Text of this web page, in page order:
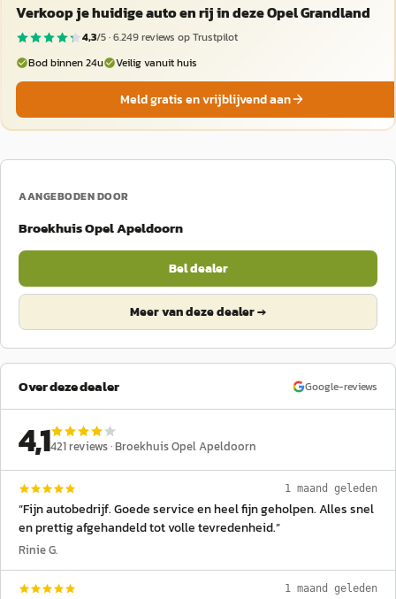
Verkoop je huidige auto en rij in deze Opel Grandland
4,3/5 ·6.249reviews op Trustpilot
Bod binnen 24u
Veilig vanuit huis
Meld gratis en vrijblijvend aan
AANGEBODEN DOOR
Broekhuis Opel Apeldoorn
Bel dealer
Meer van deze dealer →
Over deze dealer Google-reviews
4,1421reviews ·Broekhuis Opel Apeldoorn
1 maand geleden
“Fijn autobedrijf. Goede service en heel fijn geholpen. Alles snel
en prettig afgehandeld tot volle tevredenheid.”
Rinie G.
1 maand geleden